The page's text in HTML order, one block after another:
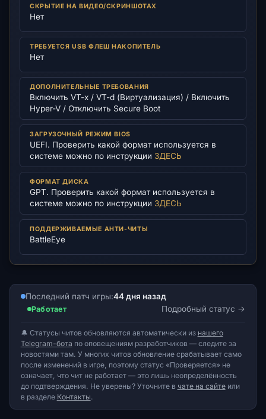
СКРЫТИЕ НА ВИДЕО/СКРИНШОТАХ
Нет
ТРЕБУЕТСЯ USB ФЛЕШ НАКОПИТЕЛЬ
Нет
ДОПОЛНИТЕЛЬНЫЕ ТРЕБОВАНИЯ
Включить VT-x / VT-d (Виртуализация) / Включить
Hyper-V / Отключить Secure Boot
ЗАГРУЗОЧНЫЙ РЕЖИМ BIOS
UEFI. Проверить какой формат используется в
системе можно по инструкции ЗДЕСЬ
ФОРМАТ ДИСКА
GPT. Проверить какой формат используется в
системе можно по инструкции ЗДЕСЬ
ПОДДЕРЖИВАЕМЫЕ АНТИ-ЧИТЫ
BattleEye
Последний патч игры:44 дня назад
Работает Подробный статус
🔔 Статусы читов обновляются автоматически из нашего
Telegram-бота по оповещениям разработчиков — следите за
новостями там. У многих читов обновление срабатывает само
после изменений в игре, поэтому статус «Проверяется» не
означает, что чит не работает — это лишь неопределённость
до подтверждения. Не уверены? Уточните в чате на сайтеили
в разделе Контакты.